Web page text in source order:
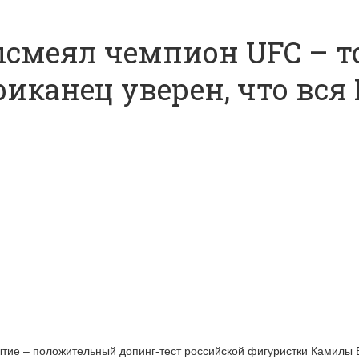
чемпион UFC –
уверен, что вся
– положительный допинг-тест российской фигуристки